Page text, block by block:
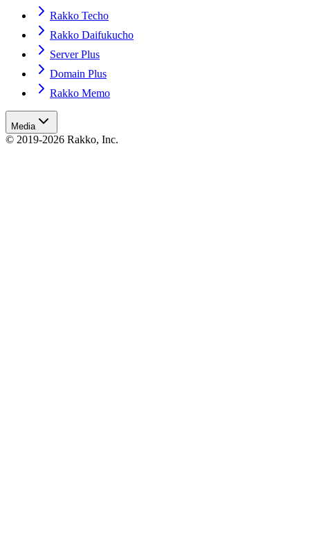
Rakko Techo
Rakko Daifukucho
Server Plus
Domain Plus
Rakko Memo
Media
© 2019-2026 Rakko, Inc.